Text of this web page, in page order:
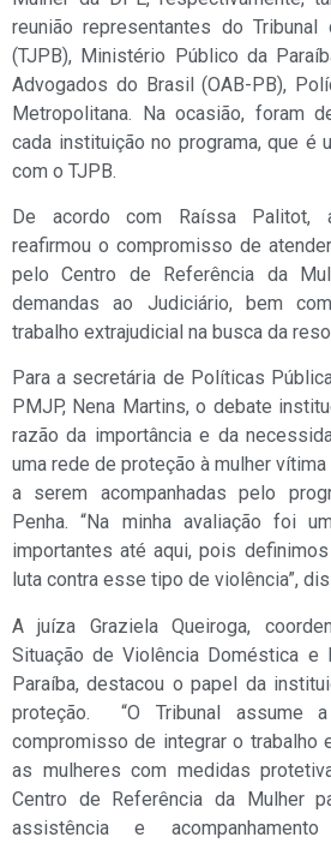
reunião representantes do
(TJPB), Ministério Público da
Advogados do Brasil (OAB-PB),
Metropolitana. Na ocasião, foram
cada instituição no programa, que é
com o TJPB.
De acordo com Raíssa Palitot,
reafirmou o compromisso de
pelo Centro de Referência da
demandas ao Judiciário, bem
trabalho extrajudicial na busca da
Para a secretária de Políticas
PMJP, Nena Martins, o debate
razão da importância e da
uma rede de proteção à mulher
a serem acompanhadas pelo
Penha. “Na minha avaliação foi
importantes até aqui, pois
luta contra esse tipo de violência”,
A juíza Graziela Queiroga,
Situação de Violência Doméstica e
Paraíba, destacou o papel da
proteção. “O Tribunal assume
compromisso de integrar o trabalho
as mulheres com medidas
Centro de Referência da Mulher
assistência e